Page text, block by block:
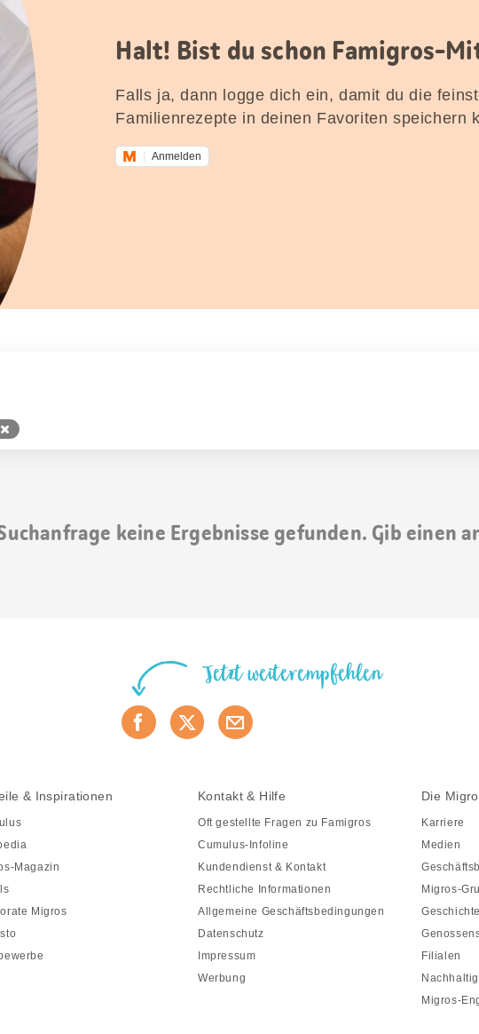
Halt! Bist du schon Famigros-
Falls ja, dann logge dich ein, damit du die
Familienrezepte in deinen Favoriten speichern
Anmelden
keine Ergebnisse gefunden. Gib einen
Jetzt weiterempfehlen
& Inspirationen
Magazin
Migros
Kontakt & Hilfe
Oft gestellte Fragen zu Famigros
Cumulus-Infoline
Kundendienst & Kontakt
Rechtliche Informationen
Allgemeine Geschäftsbedingungen
Datenschutz
Impressum
Werbung
Die
Karriere
Medien
Migros-
Geschichte
Filialen
Migros-